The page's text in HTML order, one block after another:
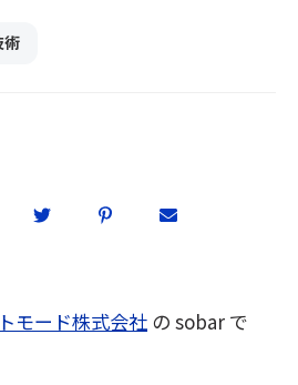
術
モード株式会社 の sobar で